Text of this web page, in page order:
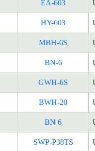
EA-603
HY-603
MBH-6S
BN-6
GWH-6S
BWH-20
BN 6
SWP-P38TS